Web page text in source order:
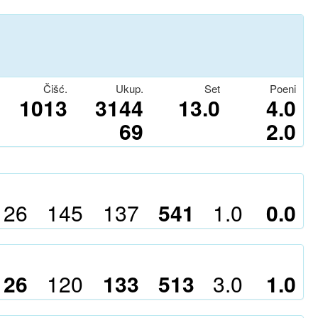
Čišć. Ukup. Set Poeni
1013 3144
69
13.0 4.0
2.0
145 137 541 1.0 0.0
120 133 513 3.0 1.0